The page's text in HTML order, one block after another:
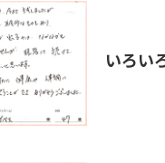
いろい